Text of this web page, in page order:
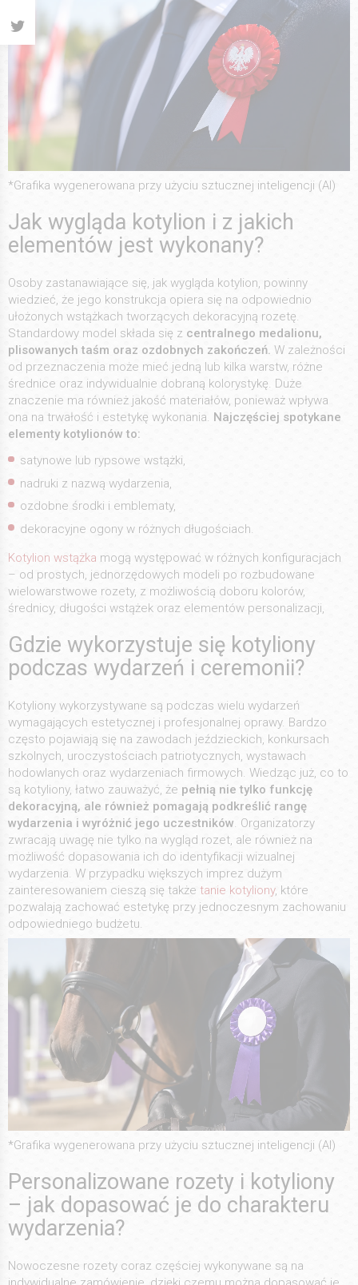
*Grafika wygenerowana przy użyciu sztucznej inteligencji (AI)
Jak wygląda kotylion i z jakich
elementów jest wykonany?
Osoby zastanawiające się, jak wygląda kotylion, powinny
wiedzieć, że jego konstrukcja opiera się na odpowiednio
ułożonych wstążkach tworzących dekoracyjną rozetę.
Standardowy model składa się z centralnego medalionu,
plisowanych taśm oraz ozdobnych zakończeń. W zależności
od przeznaczenia może mieć jedną lub kilka warstw, różne
średnice oraz indywidualnie dobraną kolorystykę. Duże
znaczenie ma również jakość materiałów, ponieważ wpływa
ona na trwałość i estetykę wykonania. Najczęściej spotykane
elementy kotylionów to:
satynowe lub rypsowe wstążki,
nadruki z nazwą wydarzenia,
ozdobne środki i emblematy,
dekoracyjne ogony w różnych długościach.
Kotylion wstążka mogą występować w różnych konfiguracjach
– od prostych, jednorzędowych modeli po rozbudowane
wielowarstwowe rozety, z możliwością doboru kolorów,
średnicy, długości wstążek oraz elementów personalizacji,
Gdzie wykorzystuje się kotyliony
podczas wydarzeń i ceremonii?
Kotyliony wykorzystywane są podczas wielu wydarzeń
wymagających estetycznej i profesjonalnej oprawy. Bardzo
często pojawiają się na zawodach jeździeckich, konkursach
szkolnych, uroczystościach patriotycznych, wystawach
hodowlanych oraz wydarzeniach firmowych. Wiedząc już, co to
są kotyliony, łatwo zauważyć, że pełnią nie tylko funkcję
dekoracyjną, ale również pomagają podkreślić rangę
wydarzenia i wyróżnić jego uczestników. Organizatorzy
zwracają uwagę nie tylko na wygląd rozet, ale również na
możliwość dopasowania ich do identyfikacji wizualnej
wydarzenia. W przypadku większych imprez dużym
zainteresowaniem cieszą się także tanie kotyliony, które
pozwalają zachować estetykę przy jednoczesnym zachowaniu
odpowiedniego budżetu.
*Grafika wygenerowana przy użyciu sztucznej inteligencji (AI)
Personalizowane rozety i kotyliony
– jak dopasować je do charakteru
wydarzenia?
Nowoczesne rozety coraz częściej wykonywane są na